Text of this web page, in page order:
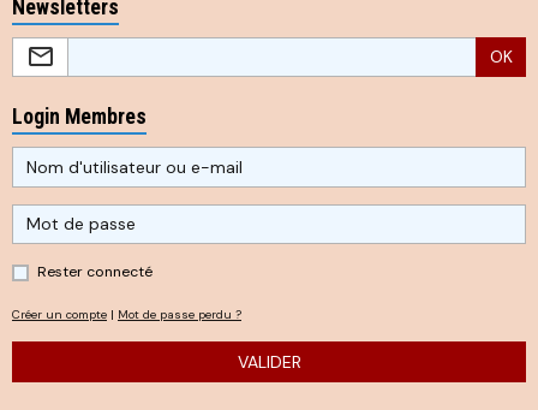
Newsletters
OK
Login Membres
Rester connecté
Créer un compte | Mot de passe perdu ?
VALIDER